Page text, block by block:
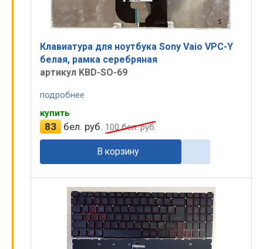
Клавиатура для ноутбука Sony Vaio VPC-Y
белая, рамка серебряная
артикул KBD-SO-69
подробнее
купить
83 бел. руб. 100бел. руб.
В корзину